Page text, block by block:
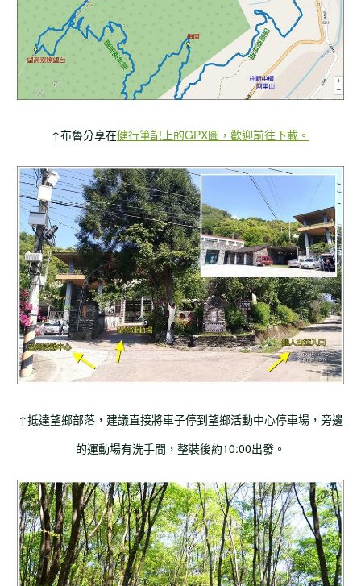
↑布魯分享在健行筆記上的GPX圖，歡迎前往下載。
↑抵達望鄉部落，建議直接將車子停到望鄉活動中心停車場，旁邊
的運動場有洗手間，整裝後約10:00出發。